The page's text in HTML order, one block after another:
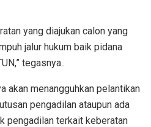
yang diajukan calon yang
jalur hukum baik pidana
tegasnya..
akan menangguhkan pelantikan
pengadilan ataupun ada
pengadilan terkait keberatan